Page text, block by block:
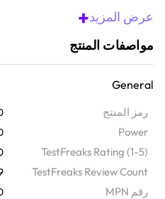
مثالية للاساستمتعي بجودة صوت
اساساستمتعي بافضل مكبر صوت
المزود بتقنية البلوتوث. مع مدخلات
ليضفي حيوية على اي مساحة, سواء
لسهولة الحركة, ومعزز صوت
سوى التوصيل والاقران والتشغيل
الاستخدام باضاءة خلفية - حتى في
عرض المزيد+
مواصفات المنتج
General
رمز المنتج
Power
TestFreaks Rating (1-5)
TestFreaks Review Count
رقم MPN